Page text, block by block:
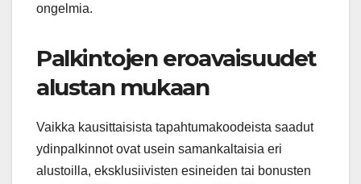
ongelmia.
Palkintojen eroavaisuudet
alustan mukaan
Vaikka kausittaisista tapahtumakoodeista saadut
ydinpalkinnot ovat usein samankaltaisia eri
alustoilla, eksklusiivisten esineiden tai bonusten